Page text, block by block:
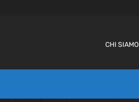
CHI SIAMO